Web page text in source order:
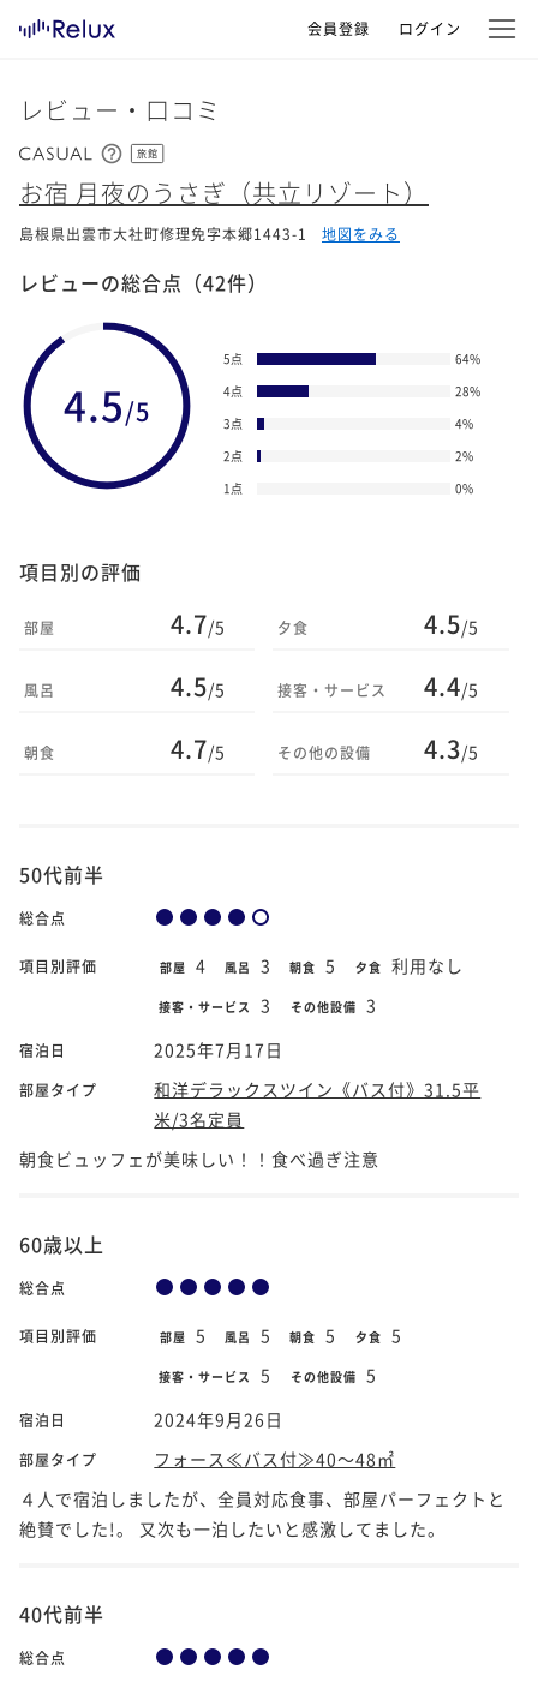
会員登録 ログイン
レビュー・口コミ
旅館
お宿 月夜のうさぎ（共立リゾート）
島根県出雲市大社町修理免字本郷1443-1 地図をみる
レビューの総合点 （42件）
4.5/5
5点 64%
4点
28%
3点
4%
2点
2%
1点
0%
項目別の評価
部屋 4.7/5
風呂 4.5/5
朝食 4.7/5
夕食 4.5/5
接客・サービス 4.4/5
その他の設備 4.3/5
50代前半
総合点
項目別評価 部屋 4 風呂 3 朝食 5 夕食 利用なし
接客・サービス 3 その他設備 3
宿泊日 2025年7月17日
部屋タイプ
和洋デラックスツイン《バス付》31.5平
米/3名定員
朝食ビュッフェが美味しい！！食べ過ぎ注意
60歳以上
総合点
項目別評価 部屋 5 風呂 5 朝食 5 夕食 5
接客・サービス 5 その他設備 5
宿泊日 2024年9月26日
部屋タイプ
フォース≪バス付≫40～48㎡
４人で宿泊しましたが、全員対応食事、部屋パーフェクトと
絶賛でした!。 又次も一泊したいと感激してました。
40代前半
総合点